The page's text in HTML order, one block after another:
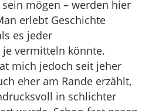
mögen – werden hier
erlebt Geschichte
es jeder
vermitteln könnte.
mich jedoch seit jeher
eher am Rande erzählt,
in schlichter